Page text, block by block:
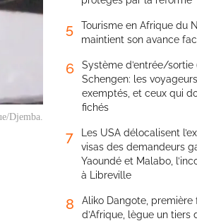
Djemba.
5
Tourisme en Afrique du
maintient son avance
6
Système d’entrée/sortie
Schengen: les
exemptés, et ceux qui
fichés
7
Les USA délocalisent
visas des demandeurs
Yaoundé et Malabo,
à Libreville
8
Aliko Dangote, première
d’Afrique, lègue un tiers